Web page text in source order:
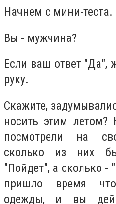
Начнем с мини-теста.
Вы - мужчина?
Если ваш ответ
руку.
Скажите,
носить этим летом?
посмотрели на
сколько из них
"Пойдет", а сколько -
пришло время
одежды, и вы